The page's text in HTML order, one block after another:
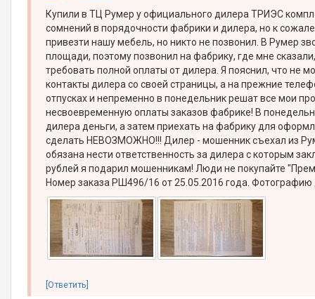
Купили в ТЦ Румер у официального дилера ТРИЭС
сомнений в порядочности фабрики и дилера, но к
привезти нашу мебель, но никто не позвонил. В Румер
площади, поэтому позвонил на фабрику, где мне
требовать полной оплаты от дилера. Я пояснил, что не
контакты дилера со своей страницы, а на прежние
отпусках и непременно в понедельник решат все мои
несвоевременную оплаты заказов фабрике! В
дилера деньги, а затем приехать на фабрику для
сделать НЕВОЗМОЖНО!!! Дилер - мошенник съехал из
обязана нести ответственность за дилера с которым
рублей я подарил мошенникам! Люди не покупайте
Номер заказа РШ496/16 от 25.05.2016 года.
[Ответить]